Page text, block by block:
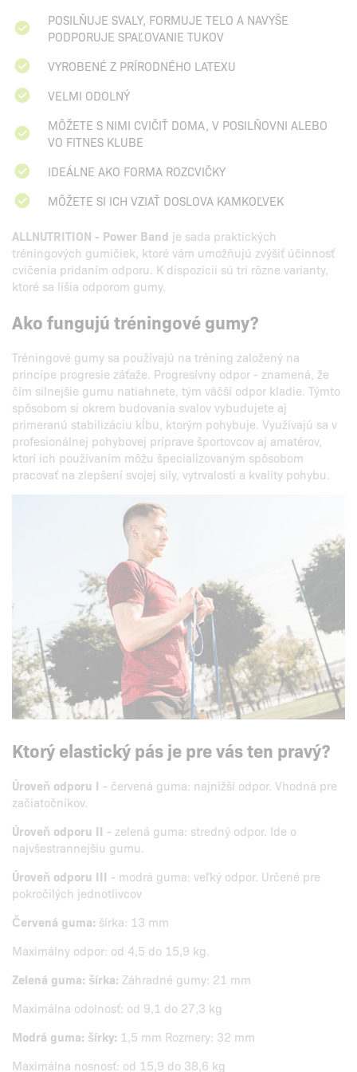
POSILŇUJE SVALY, FORMUJE TELO A NAVYŠE
PODPORUJE SPAĽOVANIE TUKOV
VYROBENÉ Z PRÍRODNÉHO LATEXU
VELMI ODOLNÝ
MÔŽETE S NIMI CVIČIŤ DOMA, V POSILŇOVNI ALEBO
VO FITNES KLUBE
IDEÁLNE AKO FORMA ROZCVIČKY
MÔŽETE SI ICH VZIAŤ DOSLOVA KAMKOĽVEK
ALLNUTRITION - Power Band je sada praktických
tréningových gumičiek, ktoré vám umožňujú zvýšiť účinnosť
cvičenia pridaním odporu. K dispozícii sú tri rôzne varianty,
ktoré sa líšia odporom gumy.
Ako fungujú tréningové gumy?
Tréningové gumy sa používajú na tréning založený na
princípe progresie záťaže. Progresívny odpor - znamená, že
čím silnejšie gumu natiahnete, tým väčší odpor kladie. Týmto
spôsobom si okrem budovania svalov vybudujete aj
primeranú stabilizáciu kĺbu, ktorým pohybuje. Využívajú sa v
profesionálnej pohybovej príprave športovcov aj amatérov,
ktorí ich používaním môžu špecializovaným spôsobom
pracovať na zlepšení svojej sily, vytrvalosti a kvality pohybu.
Ktorý elastický pás je pre vás ten pravý?
Úroveň odporu I - červená guma: najnižší odpor. Vhodná pre
začiatočníkov.
Úroveň odporu II - zelená guma: stredný odpor. Ide o
najvšestrannejšiu gumu.
Úroveň odporu III - modrá guma: veľký odpor. Určené pre
pokročilých jednotlivcov
Červená guma: šírka: 13 mm
Maximálny odpor: od 4,5 do 15,9 kg.
Zelená guma: šírka: Záhradné gumy: 21 mm
Maximálna odolnosť: od 9,1 do 27,3 kg
Modrá guma: šírky: 1,5 mm Rozmery: 32 mm
Maximálna nosnosť: od 15,9 do 38,6 kg